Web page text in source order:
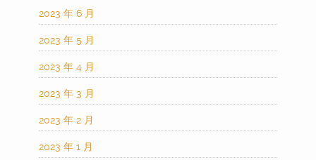
2023 年 6 月
2023 年 5 月
2023 年 4 月
2023 年 3 月
2023 年 2 月
2023 年 1 月